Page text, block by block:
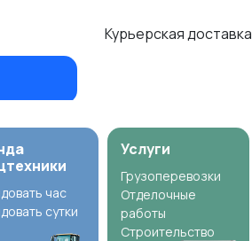
Курьерская доставка
час
сутки
Услуги
Грузоперевозки
Отделочные
работы
Строительство